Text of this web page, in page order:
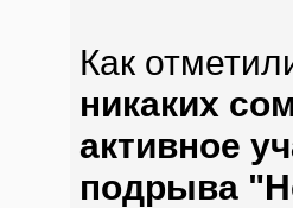
Как
никаких
активное
подрыва